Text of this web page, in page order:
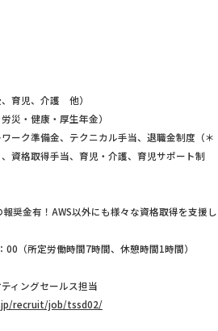
育児、介護 他）
災・健康・厚生年金）
ーク準備金、テクニカル手当、退職金制度（＊
資格取得手当、育児・介護、育児サポート制
奨金有！AWS以外にも様々な資格取得を支援し
（所定労働時間7時間、休憩時間1時間）
ィングセールス担当
recruit/job/tssd02/